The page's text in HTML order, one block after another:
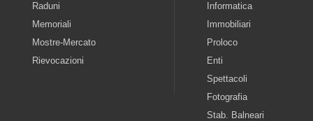
Raduni
Memoriali
Mostre-Mercato
Rievocazioni
Informatica
Immobiliari
Proloco
Enti
Spettacoli
Fotografia
Stab. Balneari